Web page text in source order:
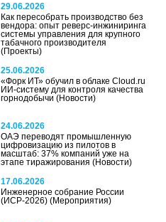
29.06.2026
Как пересобрать производство без
вендора: опыт реверс-инжиниринга
системы управления для крупного
табачного производителя
(Проекты)
25.06.2026
«Форк ИТ» обучил в облаке Cloud.ru
ИИ-систему для контроля качества
горнодобычи(Новости)
24.06.2026
ОАЭ переводят промышленную
цифровизацию из пилотов в
масштаб: 37% компаний уже на
этапе тиражирования(Новости)
17.06.2026
Инженерное собрание России
(ИСР-2026)(Мероприятия)